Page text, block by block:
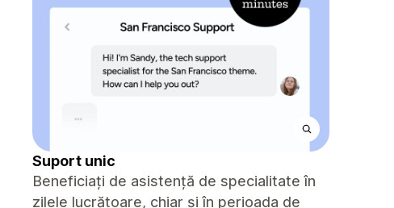
Suport unic
Beneficiați de asistență de specialitate în
zilele lucrătoare, chiar și în perioada de